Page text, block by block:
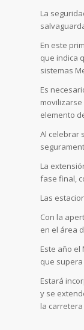
La
En este
que indica
sistemas
Es
movilizarse
elemento
Al celebrar
La
fase final,
Las
Con la
en el área
Este año
que
Estará
y se
la